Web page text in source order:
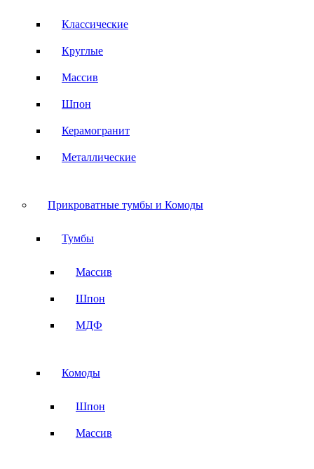
Классические
Круглые
Массив
Шпон
Керамогранит
Металлические
Прикроватные тумбы и Комоды
Тумбы
Массив
Шпон
МДФ
Комоды
Шпон
Массив